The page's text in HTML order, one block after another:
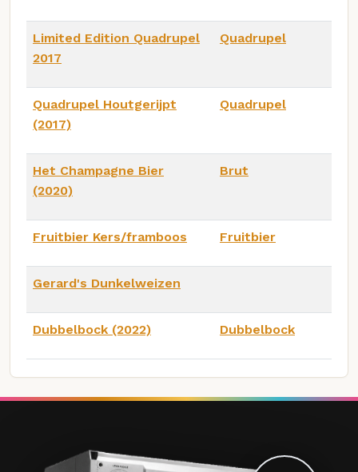
Limited Edition Quadrupel
2017
Quadrupel
Quadrupel Houtgerijpt
(2017)
Quadrupel
Het Champagne Bier
(2020)
Brut
Fruitbier Kers/framboos Fruitbier
Gerard's Dunkelweizen
Dubbelbock (2022) Dubbelbock